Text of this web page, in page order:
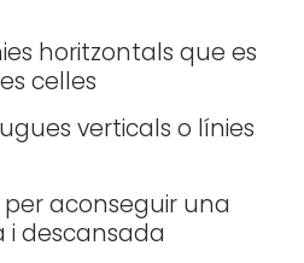
horitzontals que es
celles
verticals o línies
aconseguir una
i descansada